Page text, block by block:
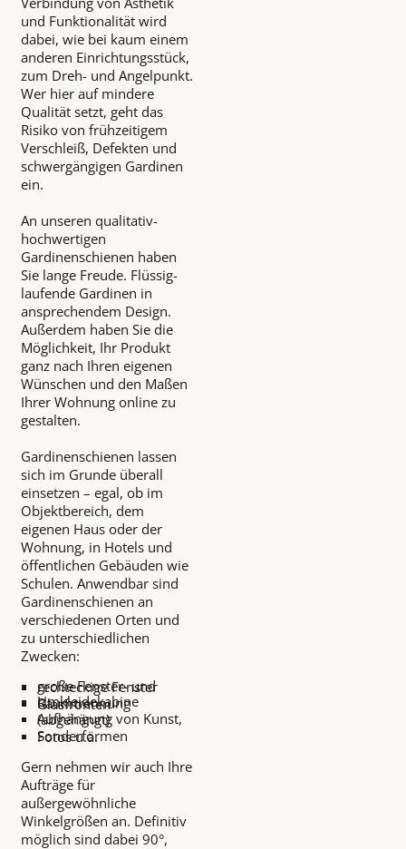
und Funktionalität wird
dabei, wie bei kaum einem
anderen Einrichtungsstück,
zum Dreh- und Angelpunkt.
Wer hier auf mindere
Qualität setzt, geht das
Risiko von frühzeitigem
Verschleiß, Defekten und
schwergängigen Gardinen
ein.
An unseren qualitativ-
hochwertigen
Gardinenschienen haben
Sie lange Freude. Flüssig-
laufende Gardinen in
ansprechendem Design.
Außerdem haben Sie die
Möglichkeit, Ihr Produkt
ganz nach Ihren eigenen
Wünschen und den Maßen
Ihrer Wohnung online zu
gestalten.
Gardinenschienen lassen
sich im Grunde überall
einsetzen – egal, ob im
Objektbereich, dem
eigenen Haus oder der
Wohnung, in Hotels und
öffentlichen Gebäuden wie
Schulen. Anwendbar sind
Gardinenschienen an
verschiedenen Orten und
zu unterschiedlichen
Zwecken:
rechteckige Fenster
große Fenster- und
Glasfronten
Raumtrennung
Umkleidekabine
(abgehängt)
Aufhängung von Kunst,
Fotos u.ä.
Sonderformen
Gern nehmen wir auch Ihre
Aufträge für
außergewöhnliche
Winkelgrößen an. Definitiv
möglich sind dabei 90°,